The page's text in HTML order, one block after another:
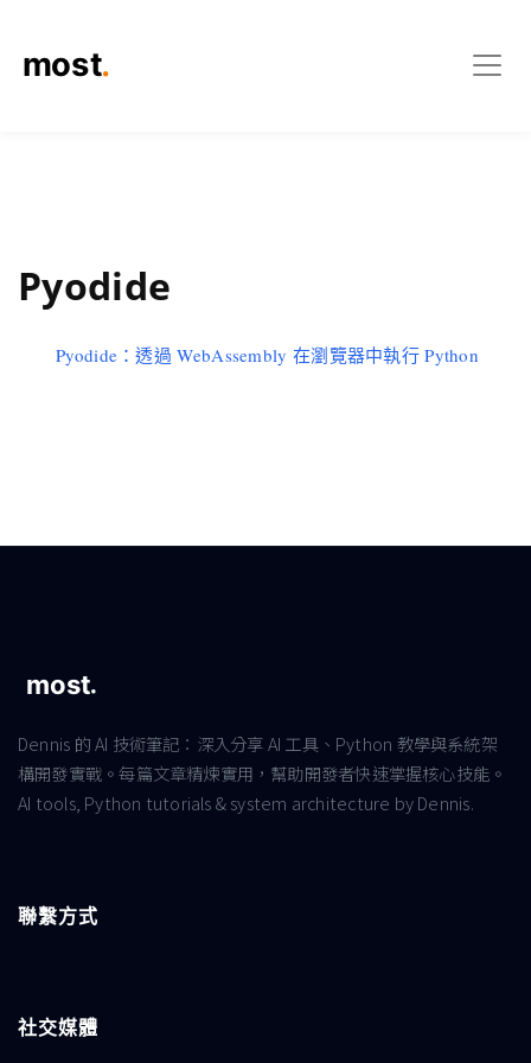
Pyodide
Pyodide：透過 WebAssembly 在瀏覽器中執行 Python
Dennis 的 AI 技術筆記：深入分享 AI 工具、Python 教學與系統架
構開發實戰。每篇文章精煉實用，幫助開發者快速掌握核心技能。
AI tools, Python tutorials & system architecture by Dennis.
聯繫方式
社交媒體